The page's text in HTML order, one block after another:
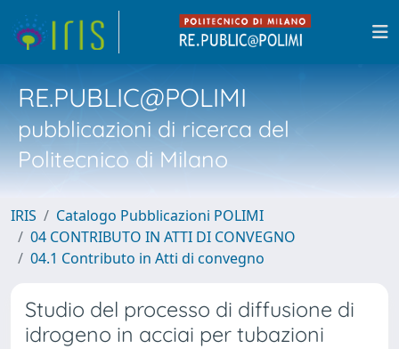
RE.PUBLIC@POLIMI
pubblicazioni di ricerca del
Politecnico di Milano
IRIS
Catalogo Pubblicazioni POLIMI
04 CONTRIBUTO IN ATTI DI CONVEGNO
04.1 Contributo in Atti di convegno
Studio del processo di diffusione di
idrogeno in acciai per tubazioni